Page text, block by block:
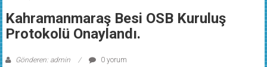
Kahramanmaraş Besi OSB Kuruluş
Protokolü Onaylandı.